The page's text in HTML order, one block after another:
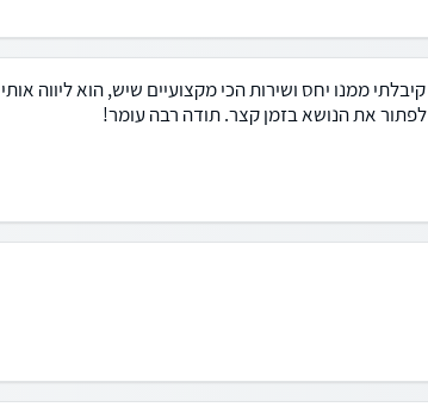
ממנו יחס ושירות הכי מקצועיים שיש, הוא ליווה אותי
לפתור את הנושא בזמן קצר. תודה רבה עומר!